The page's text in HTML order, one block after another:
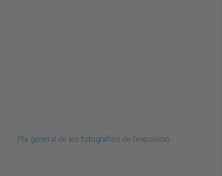
Pla general de les fotografies de l'exposició